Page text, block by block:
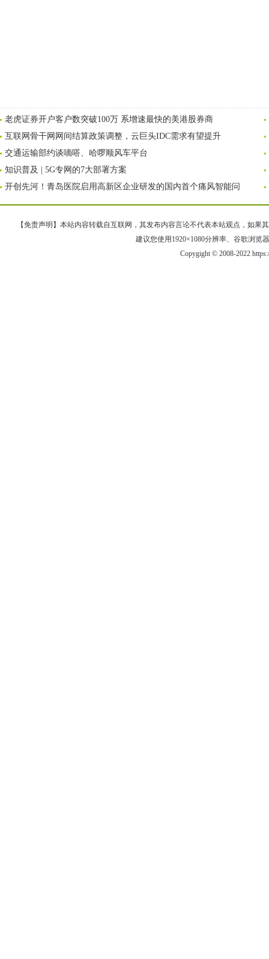
老虎证券开户客户数突破100万 系增速最快的美港股券商
互联网骨干网网间结算政策调整，云巨头IDC需求有望提升
交通运输部约谈嘀嗒、哈啰顺风车平台
知识普及 | 5G专网的7大部署方案
开创先河！青岛医院启用高新区企业研发的国内首个痛风智能问
【免责声明】本站内容转载自互联网，其发布内容言论不代表本站观点，如果
建议您使用1920×1080分辨率、谷歌浏览
Copygight © 2008-2022